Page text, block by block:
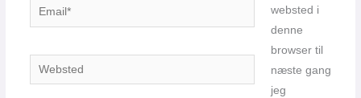
Email*
Websted
websted i
denne
browser til
næste gang
jeg